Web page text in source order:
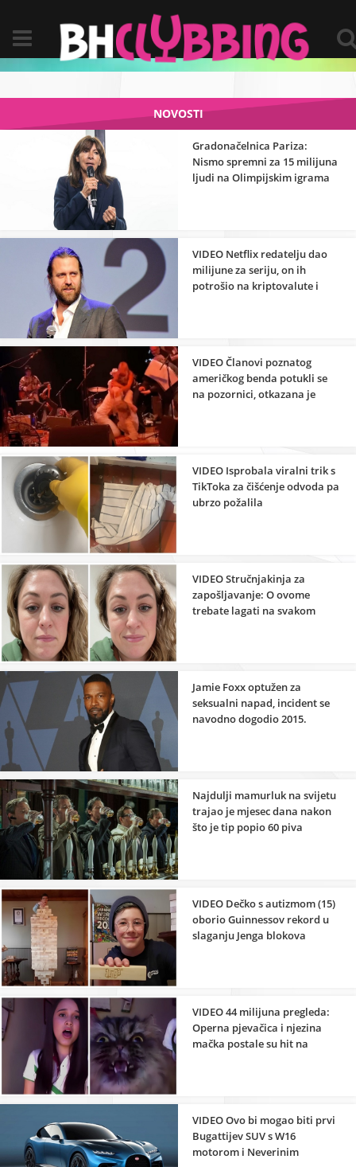
NOVOSTI
Gradonačelnica Pariza:
Nismo spremni za 15 milijuna
ljudi na Olimpijskim igrama
VIDEO Netflix redatelju dao
milijune za seriju, on ih
potrošio na kriptovalute i
VIDEO Članovi poznatog
američkog benda potukli se
na pozornici, otkazana je
VIDEO Isprobala viralni trik s
TikToka za čišćenje odvoda pa
ubrzo požalila
VIDEO Stručnjakinja za
zapošljavanje: O ovome
trebate lagati na svakom
Jamie Foxx optužen za
seksualni napad, incident se
navodno dogodio 2015.
Najdulji mamurluk na svijetu
trajao je mjesec dana nakon
što je tip popio 60 piva
VIDEO Dečko s autizmom (15)
oborio Guinnessov rekord u
slaganju Jenga blokova
VIDEO 44 milijuna pregleda:
Operna pjevačica i njezina
mačka postale su hit na
VIDEO Ovo bi mogao biti prvi
Bugattijev SUV s W16
motorom i Neverinim